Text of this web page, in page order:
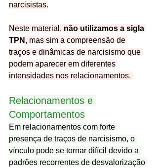
narcisistas.
Neste material, não utilizamos a sigla
TPN , mas sim a compreensão de
traços e dinâmicas de narcisismo que
podem aparecer em diferentes
intensidades nos relacionamentos.
Relacionamentos e
Comportamentos
Em relacionamentos com forte
presença de traços de narcisismo, o
vínculo pode se tornar difícil devido a
padrões recorrentes de desvalorização